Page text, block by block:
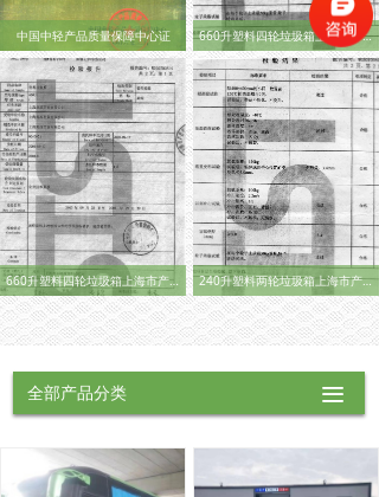
中国中轻产品质量保障中心证 660升塑料四轮垃圾箱上海市产品质量检验中心证书
660升塑料四轮垃圾箱上海市产品质量检验中心证书 240升塑料两轮垃圾箱上海市产品质量检验中心证书
끀
全部产品分类